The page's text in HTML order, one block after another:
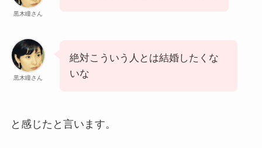
黒木瞳さん
黒木瞳さん
絶対こういう人とは結婚したくな
いな
と感じたと言います。